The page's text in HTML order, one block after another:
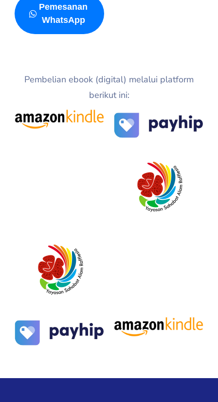
Pemesanan
WhatsApp
Pembelian ebook (digital) melalui platform
berikut ini: